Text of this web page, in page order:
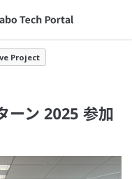
Project
ーン 2025 参加